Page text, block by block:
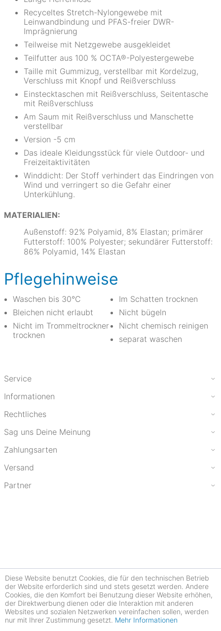
Recyceltes Stretch-Nylongewebe mit
Leinwandbindung und PFAS-freier DWR-
Imprägnierung
Teilweise mit Netzgewebe ausgekleidet
Teilfutter aus 100 % OCTA®-Polyestergewebe
Taille mit Gummizug, verstellbar mit Kordelzug,
Verschluss mit Knopf und Reißverschluss
Einstecktaschen mit Reißverschluss, Seitentasche
mit Reißverschluss
Am Saum mit Reißverschluss und Manschette
verstellbar
Version -5 cm
Das ideale Kleidungsstück für viele Outdoor- und
Freizeitaktivitäten
Winddicht: Der Stoff verhindert das Eindringen von
Wind und verringert so die Gefahr einer
Unterkühlung.
MATERIALIEN:
Außenstoff: 92% Polyamid, 8% Elastan; primärer
Futterstoff: 100% Polyester; sekundärer Futterstoff:
86% Polyamid, 14% Elastan
Pflegehinweise
Waschen bis 30°C
Bleichen nicht erlaubt
Nicht im Trommeltrockner
trocknen
Im Schatten trocknen
Nicht bügeln
Nicht chemisch reinigen
separat waschen
Service
Informationen
Rechtliches
Sag uns Deine Meinung
Zahlungsarten
Versand
Partner
Diese Website benutzt Cookies, die für den technischen Betrieb
der Website erforderlich sind und stets gesetzt werden. Andere
Cookies, die den Komfort bei Benutzung dieser Website erhöhen,
der Direktwerbung dienen oder die Interaktion mit anderen
Websites und sozialen Netzwerken vereinfachen sollen, werden
nur mit Ihrer Zustimmung gesetzt. Mehr Informationen